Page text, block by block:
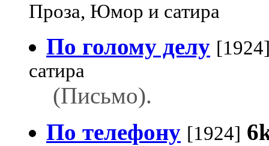
Проза, Юмор и сатира
По голому делу
сатира
(Письмо).
По телефону [1924]